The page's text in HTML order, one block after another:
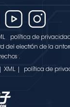
política de privacidad
del electrón de la
.
XML
política de